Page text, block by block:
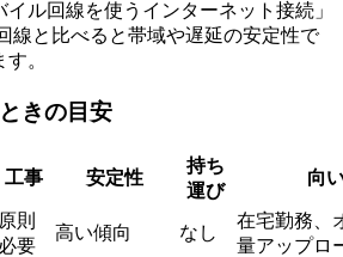
ル回線を使うインターネット接続」
線と比べると帯域や遅延の安定性で
。
きの目安
工事 安定性
持ち
運び
向
原則
必要
高い傾向 なし
在宅勤務、
量アップロ